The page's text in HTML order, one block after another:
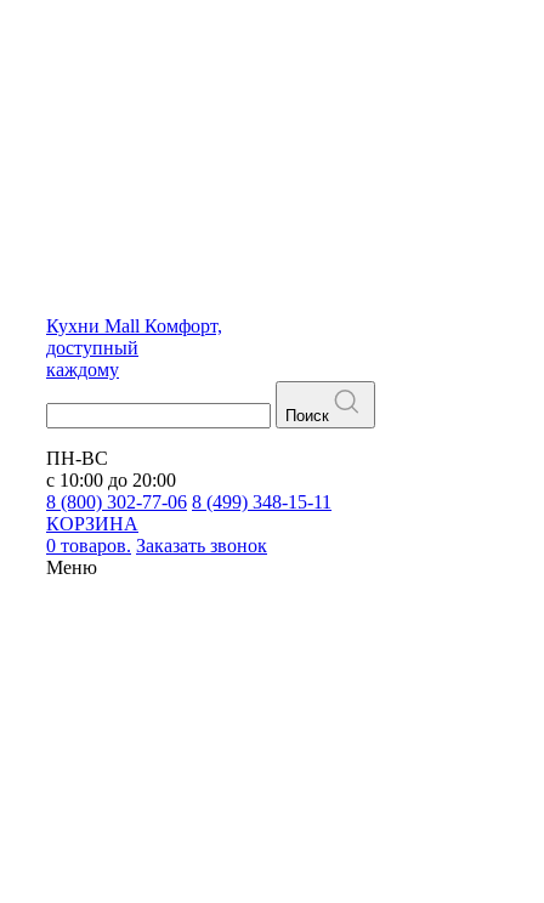
Кухни Mall Комфорт,
доступный
каждому
Поиск
ПН-ВС
с 10:00 до 20:00
8 (800) 302-77-06 8 (499) 348-15-11
КОРЗИНА
0 товаров. Заказать звонок
Меню